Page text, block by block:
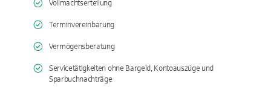
Vollmachtserteilung
Terminvereinbarung
Vermögensberatung
Servicetätigkeiten ohne Bargeld, Kontoauszüge und
Sparbuchnachträge